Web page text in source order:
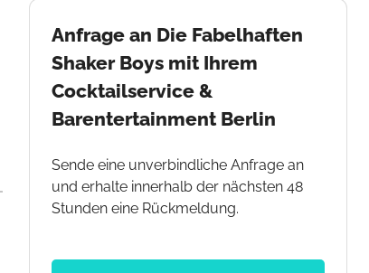
Anfrage an Die Fabelhaften
Shaker Boys mit Ihrem
Cocktailservice &
Barentertainment Berlin
Sende eine unverbindliche Anfrage an
und erhalte innerhalb der nächsten 48
Stunden eine Rückmeldung.